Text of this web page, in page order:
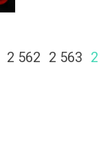
2 562 2 563